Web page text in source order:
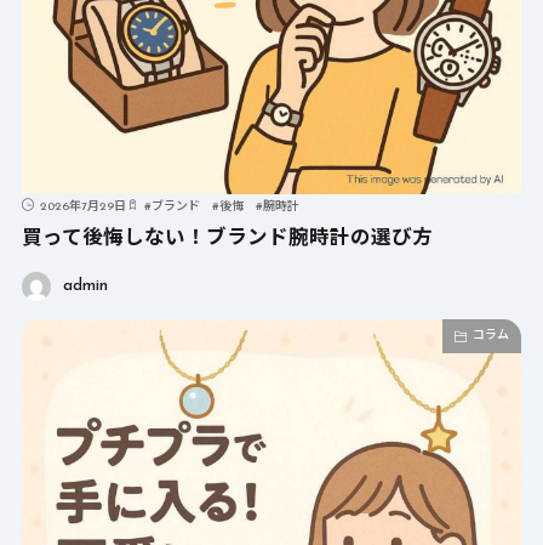
2026年7月29日 #ブランド #後悔 #腕時計
買って後悔しない！ブランド腕時計の選び方
admin
コラム